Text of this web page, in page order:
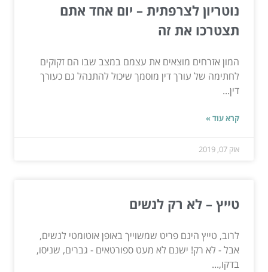
נוטריון לצרפתית – יום אחד אתם
תצטרכו את זה
המון אזרחים מוצאים את עצמם במצב שבו הם זקוקים
לחתימה של עורך דין מוסמך שיכול להתנהל גם כעורך
דין...
קרא עוד »
אוק 07, 2019
טייץ – לא רק לנשים
לרוב, טייץ הינם פריט שמשוייך באופן אוטומטי לנשים,
אבל - לא רק! ישנם לא מעט ספורטאים - גברים, שניסו,
בדקו,...